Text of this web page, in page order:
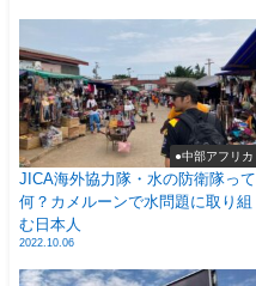
●中部アフリカ
JICA海外協力隊・水の防衛隊って
何？カメルーンで水問題に取り組
む日本人
2022.10.06